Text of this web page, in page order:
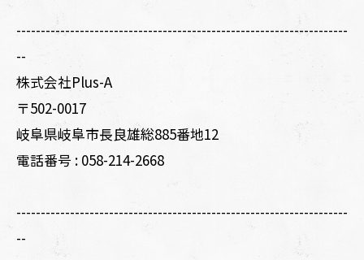
--------------------------------------------------------------------
--
株式会社Plus-A
〒502-0017
岐阜県岐阜市長良雄総885番地12
電話番号 : 058-214-2668
--------------------------------------------------------------------
--